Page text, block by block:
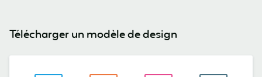
Télécharger un modèle de design